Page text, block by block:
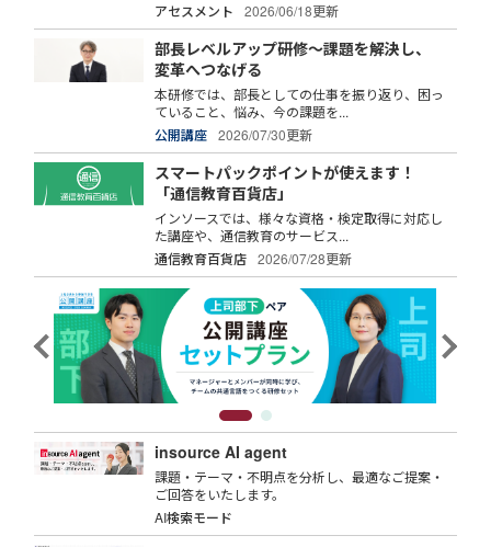
アセスメント
2026/06/18更新
部長レベルアップ研修～課題を解決し、
変革へつなげる
本研修では、部長としての仕事を振り返り、困っ
ていること、悩み、今の課題を...
公開講座
2026/07/30更新
スマートパックポイントが使えます！
「通信教育百貨店」
インソースでは、様々な資格・検定取得に対応し
た講座や、通信教育のサービス...
通信教育百貨店
2026/07/28更新
insource AI agent
課題・テーマ・不明点を分析し、最適なご提案・
ご回答をいたします。
AI検索モード